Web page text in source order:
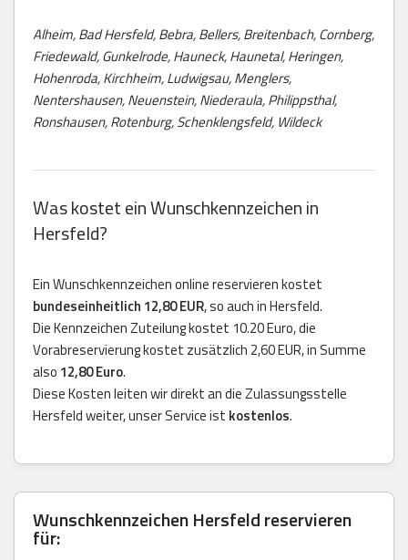
Alheim, Bad Hersfeld, Bebra, Bellers, Breitenbach, Cornberg,
Friedewald, Gunkelrode, Hauneck, Haunetal, Heringen,
Hohenroda, Kirchheim, Ludwigsau, Menglers,
Nentershausen, Neuenstein, Niederaula, Philippsthal,
Ronshausen, Rotenburg, Schenklengsfeld, Wildeck
Was kostet ein Wunschkennzeichen in
Hersfeld?
Ein Wunschkennzeichen online reservieren kostet
bundeseinheitlich 12,80 EUR, so auch in Hersfeld.
Die Kennzeichen Zuteilung kostet 10.20 Euro, die
Vorabreservierung kostet zusätzlich 2,60 EUR, in Summe
also 12,80 Euro.
Diese Kosten leiten wir direkt an die Zulassungsstelle
Hersfeld weiter, unser Service ist kostenlos.
Wunschkennzeichen Hersfeld reservieren
für: